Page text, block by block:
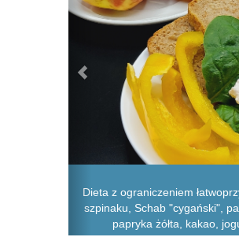
Dieta z ograniczeniem
szpinaku, Schab "cygański",
papryka żółta, kakao,